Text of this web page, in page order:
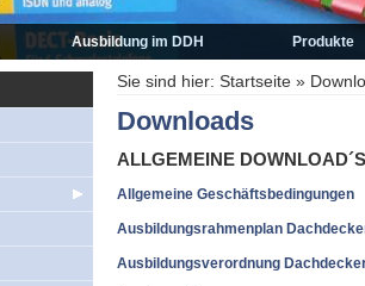
Ausbildung im DDH Produkte
Vorwort zu den
Flachdach
Fassade
Dachrinnen und
Sie sind hier: Startseite »
Downloads
ALLGEMEINE
Allgemeine Geschäftsbedingungen
Ausbildungsrahmenplan
Ausbildungsverordnung